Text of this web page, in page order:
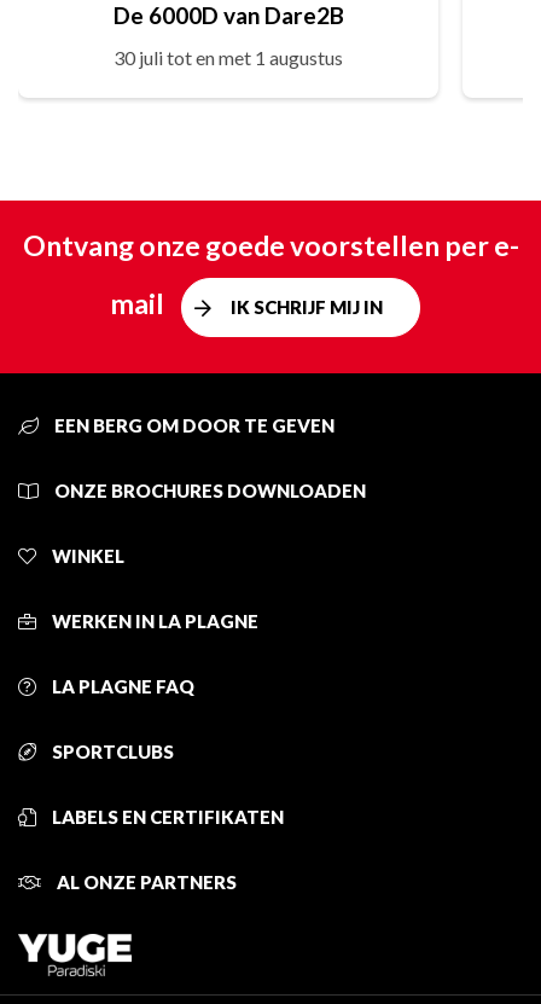
De 6000D van Dare2B
30 juli tot en met 1 augustus
Ontvang onze goede voorstellen per e-
mail
IK SCHRIJF MIJ IN
EEN BERG OM DOOR TE GEVEN
ONZE BROCHURES DOWNLOADEN
WINKEL
WERKEN IN LA PLAGNE
LA PLAGNE FAQ
SPORTCLUBS
LABELS EN CERTIFIKATEN
AL ONZE PARTNERS